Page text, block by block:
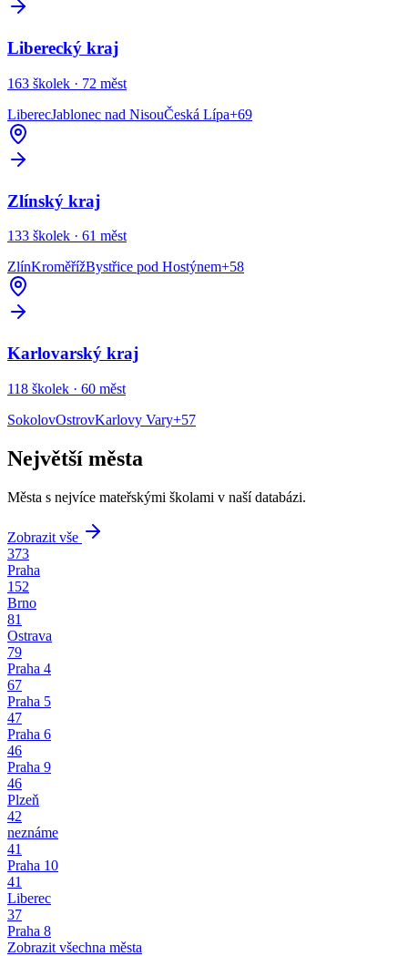
Liberecký kraj
163 školek · 72 měst
LiberecJablonec nad NisouČeská Lípa+69
Zlínský kraj
133 školek · 61 měst
ZlínKroměřížBystřice pod Hostýnem+58
Karlovarský kraj
118 školek · 60 měst
SokolovOstrovKarlovy Vary+57
Největší města
Města s nejvíce mateřskými školami v naší databázi.
Zobrazit vše
373
Praha
152
Brno
81
Ostrava
79
Praha 4
67
Praha 5
47
Praha 6
46
Praha 9
46
Plzeň
42
neznáme
41
Praha 10
41
Liberec
37
Praha 8
Zobrazit všechna města